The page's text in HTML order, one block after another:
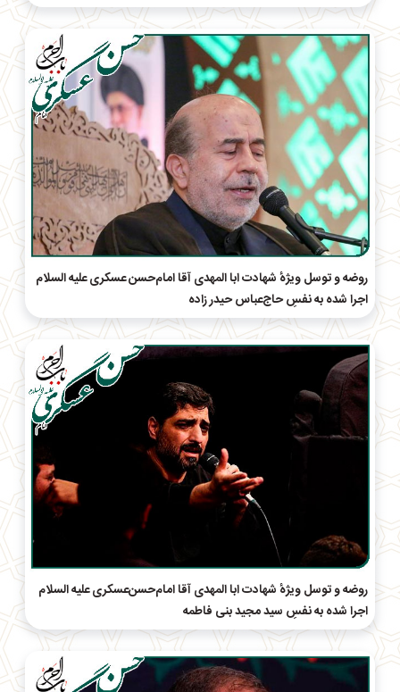
روضه و توسل ویژهٔ شهادت ابا المهدی آقا امام‌حسن‌ عسکری علیه السلام
اجرا شده به نفسِ حاج‌عباس حیدر زاده
روضه و توسل ویژهٔ شهادت ابا المهدی آقا امام‌حسن‌عسکری علیه السلام
اجرا شده به نفسِ سید مجید بنی فاطمه